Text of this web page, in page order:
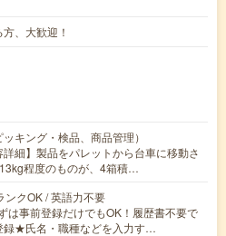
、大歓迎！
キング・検品、商品管理）
細】製品をパレットから台車に移動さ
程度のものが、4箱積…
ンクOK / 英語力不要
は事前登録だけでもOK！履歴書不要で
録★氏名・職種などを入力す…